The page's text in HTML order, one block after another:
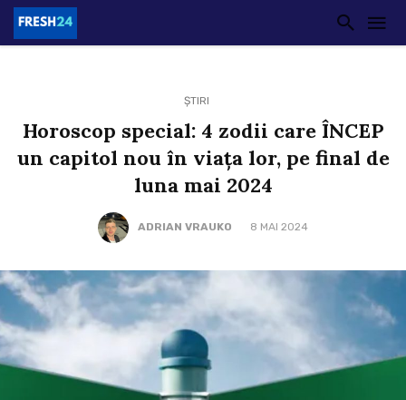
ȘTIRI
Horoscop special: 4 zodii care ÎNCEP
un capitol nou în viaţa lor, pe final de
luna mai 2024
ADRIAN VRAUKO 8 MAI 2024